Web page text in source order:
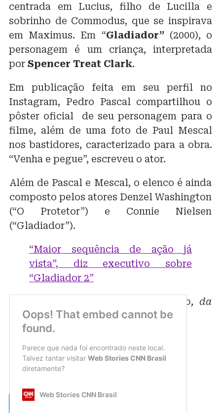
centrada em Lucius, filho de Lucilla e
sobrinho de Commodus, que se inspirava
em Maximus. Em “Gladiador” (2000), o
personagem é um criança, interpretada
por Spencer Treat Clark.
Em publicação feita em seu perfil no
Instagram, Pedro Pascal compartilhou o
pôster oficial de seu personagem para o
filme, além de uma foto de Paul Mescal
nos bastidores, caracterizado para a obra.
“Venha e pegue”, escreveu o ator.
Além de Pascal e Mescal, o elenco é ainda
composto pelos atores Denzel Washington
(“O Protetor”) e Connie Nielsen
(“Gladiador”).
“Maior sequência de ação já
vista”, diz executivo sobre
“Gladiador 2”
Com informações de Marina Toledo, da
CNN.